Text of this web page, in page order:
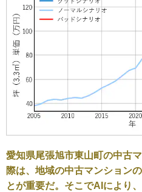
愛知県尾張旭市東山町の中古
際は、地域の中古マンション
とが重要だ。そこでAIにより